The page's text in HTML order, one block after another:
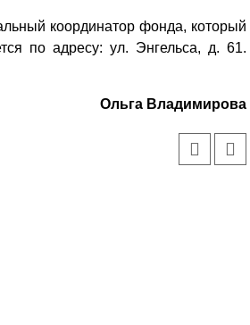
координатор фонда, который
по адресу: ул. Энгельса, д. 61.
Ольга Владимирова